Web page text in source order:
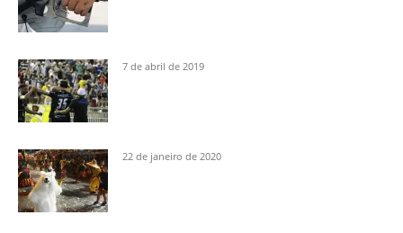
7 de abril de 2019
22 de janeiro de 2020